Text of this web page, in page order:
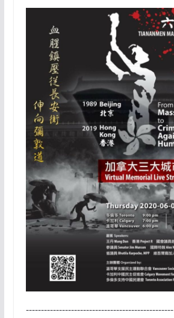
-------------------------------------------------